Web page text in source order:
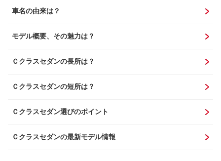
車名の由来は？
モデル概要、その魅力は？
Ｃクラスセダンの長所は？
Ｃクラスセダンの短所は？
Ｃクラスセダン選びのポイント
Ｃクラスセダンの最新モデル情報